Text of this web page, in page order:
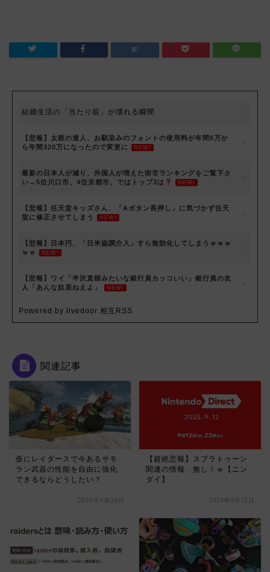
結婚生活の「当たり前」が壊れる瞬間
【悲報】太鼓の達人、お馴染みのフォントの使用料が年間6万か
ら年間320万になったので変更に
NEW!
最新の日本人が減り、外国人が増えた街市ランキングをご覧下さ
い→5位川口市、4位京都市、ではトップ3は
NEW!
【悲報】任天堂キッズさん、「Aボタン長押し」に気づかず任天
堂に修正させてしまう
NEW!
【悲報】日本円、「日米協調介入」すら無効化してしまうｗｗｗ
ｗｗ
NEW!
【悲報】ワイ「半沢直樹みたいな銀行員カッコいい」銀行員の友
人「あんな奴居ねえよ」
NEW!
Powered by livedoor 相互RSS
関連記事
仮にレイダースで今あるサモ
ラン武器の性能を自由に強化
できるならどうしたい？
2026年4月26日
【超絶悲報】スプラトゥーン
関連の情報、無し！ｗ【ニン
ダイ】
2025年9月12日